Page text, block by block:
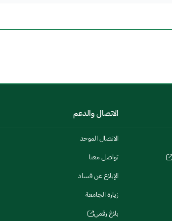
الاتصال والدعم
الاتصال الموحد
تواصل معنا
الإبلاغ عن فساد
زيارة الجامعة
بلاغ رقمي